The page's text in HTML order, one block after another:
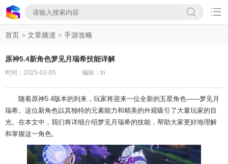

首页 > 文章频道 > 手游攻略
原神5.4新角色梦见月瑞希技能详解
时间：2025-02-05 编辑：ln
随着原神5.4版本的到来，玩家将迎来一位全新的五星角色——梦见月
瑞希。这位新角色以其独特的元素能力和精美的外观吸引了大量玩家的目
光。在本文中，我们将详细介绍梦见月瑞希的技能，帮助大家更好地理解
和掌握这一角色。